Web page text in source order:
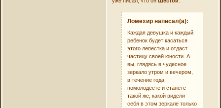
Ломехир написал(а):
Каждая девушка и каждый
ребенок будет касаться
этого лепестка и отдаст
частицу своей юности. А
вы, глядясь в чудесное
зеркало утром и вечером,
в течение года
помолодеете и станете
такой же, какой видели
себя в этом зеркале только